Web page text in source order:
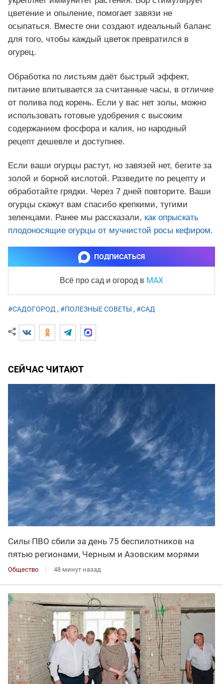
цветение и опыление, помогает завязи не
осыпаться. Вместе они создают идеальный баланс
для того, чтобы каждый цветок превратился в
огурец.
Обработка по листьям даёт быстрый эффект,
питание впитывается за считанные часы, в отличие
от полива под корень. Если у вас нет золы, можно
использовать готовые удобрения с высоким
содержанием фосфора и калия, но народный
рецепт дешевле и доступнее.
Если ваши огурцы растут, но завязей нет, бегите за
золой и борной кислотой. Разведите по рецепту и
обработайте грядки. Через 7 дней повторите. Ваши
огурцы скажут вам спасибо крепкими, тугими
зеленцами. Ранее мы рассказали, как опрыскать
плодоносящие огурцы от мучнистой росы кефиром.
ПОДПИСАТЬСЯ
Всё про сад и огород в MAX
#САДОГОРОД , #ПОЛЕЗНЫЕ СОВЕТЫ , #САД
СЕЙЧАС ЧИТАЮТ
Силы ПВО сбили за день 75 беспилотников на
пятью регионами, Черным и Азовским морями
Общество 48 минут назад